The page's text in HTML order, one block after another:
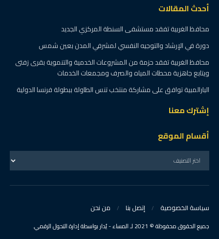
أحدث المقالات
محافظ الغربية تفقد مستشفى السنطة المركزي الجديد
دورة في الإرشاد والتوجيه النفسي لمشرفي المدن بعين شمس
محافظ الغربية تفقد حزمة من المشروعات الخدمية والتنموية بقرى زفتى
ويتابع جاهزية محطات المياه والصرف ومجمعات الخدمات
البارالمبية توافق على مشاركة منتخب تنس الطاولة ببطولة فرنسا الدولية
إشترك معنا
أقسام الموقع
سياسة الخصوصية إتصل بنا من نحن
جميع الحقوق محفوظة © 2021 لـ المساء - يُدار بواسطة إدارة التحول الرقمي.